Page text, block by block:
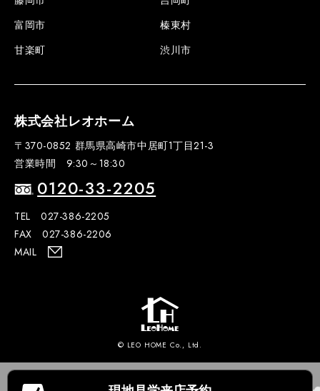
富岡市
甘楽町
榛東村
渋川市
株式会社レオホーム
〒370-0852 群馬県高崎市中居町1丁目21-3
営業時間 9:30～18:30
0120-33-2205
TEL 027-386-2205
FAX 027-386-2206
MAIL
© LEO HOME Co., Ltd.